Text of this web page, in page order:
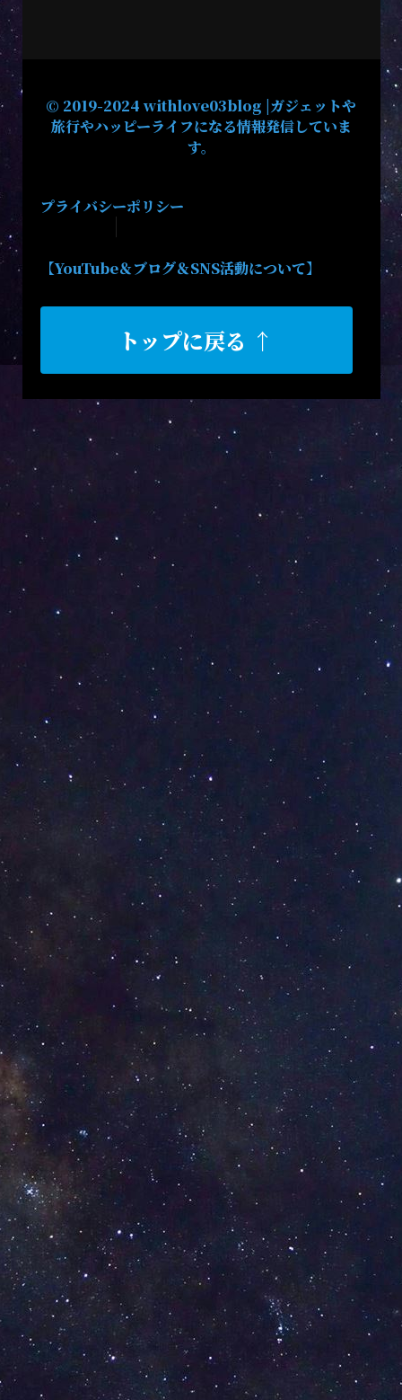
© 2019-2024 withlove03blog |ガジェットや
旅行やハッピーライフになる情報発信していま
す。
プライバシーポリシー
【YouTube＆ブログ＆SNS活動について】
トップに戻る ↑